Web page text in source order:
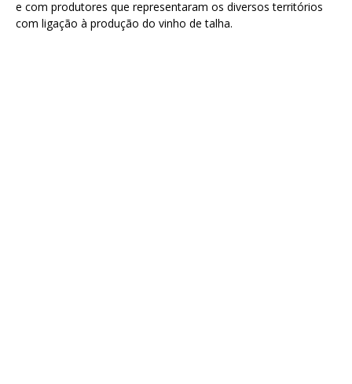
e com produtores que representaram os diversos territórios
com ligação à produção do vinho de talha.